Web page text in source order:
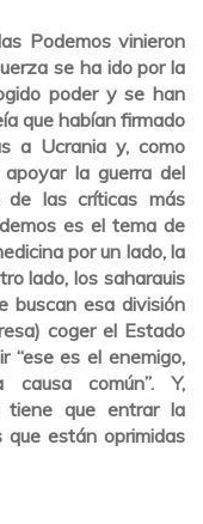
Podemos vinieron
se ha ido por la
poder y se han
que habían firmado
a Ucrania y, como
la guerra del
de las críticas más
es el tema de
por un lado, la
lado, los saharauis
buscan esa división
coger el Estado
“ese es el enemigo,
común”. Y,
tiene que entrar la
que están oprimidas